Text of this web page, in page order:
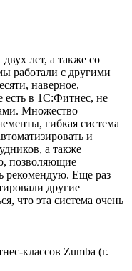
лет, а также со
работали с другими
наверное,
в 1С:Фитнес, не
Множество
гибкая система
и
а также
позволяющие
рекомендую. Еще раз
другие
что эта система очень
классов Zumba (г.